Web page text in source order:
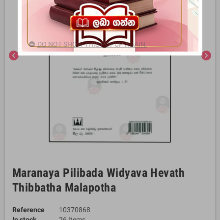
chevron_left chevron_right
Maranaya Pilibada Widyava Hevath
Thibbatha Malapotha
Reference
10370868
DO NOT SHOW THIS POPUP AGAIN.